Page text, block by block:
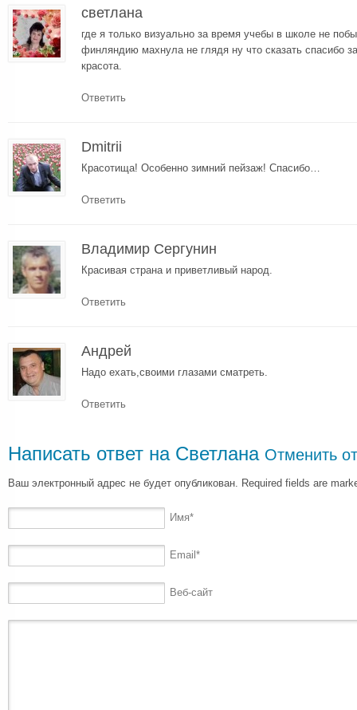
светлана
где я только визуально за время учебы в школе не
финляндию махнула не глядя ну что сказать спасибо
красота.
Ответить
Dmitrii
Красотища! Особенно зимний пейзаж! Спасибо…
Ответить
Владимир Сергунин
Красивая страна и приветливый народ.
Ответить
Андрей
Надо ехать,своими глазами сматреть.
Ответить
Написать ответ на Светлана Отменить
Ваш электронный адрес не будет опубликован. Required fields are
Имя*
Email *
Веб-сайт